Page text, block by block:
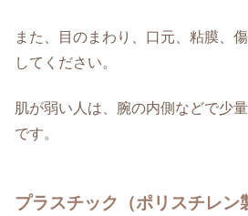
また、目のまわり、口元、粘膜、
してください。
肌が弱い人は、腕の内側などで少
です。
プラスチック（ポリスチレン